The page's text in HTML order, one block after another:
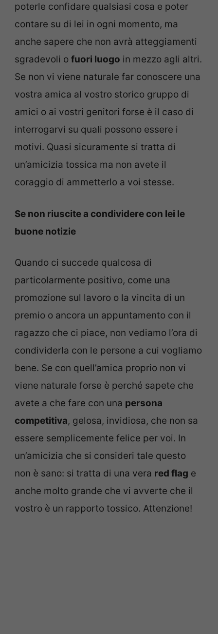
poterle confidare qualsiasi cosa e poter
contare su di lei in ogni momento, ma
anche sapere che non avrà atteggiamenti
sgradevoli o fuori luogo in mezzo agli altri.
Se non vi viene naturale far conoscere una
vostra amica al vostro storico gruppo di
amici o ai vostri genitori forse è il caso di
interrogarvi su quali possono essere i
motivi. Quasi sicuramente si tratta di
un’amicizia tossica ma non avete il
coraggio di ammetterlo a voi stesse.
Se non riuscite a condividere con lei le
buone notizie
Quando ci succede qualcosa di
particolarmente positivo, come una
promozione sul lavoro o la vincita di un
premio o ancora un appuntamento con il
ragazzo che ci piace, non vediamo l’ora di
condividerla con le persone a cui vogliamo
bene. Se con quell’amica proprio non vi
viene naturale forse è perché sapete che
avete a che fare con una persona
competitiva, gelosa, invidiosa, che non sa
essere semplicemente felice per voi. In
un’amicizia che si consideri tale questo
non è sano: si tratta di una vera red flag e
anche molto grande che vi avverte che il
vostro è un rapporto tossico. Attenzione!